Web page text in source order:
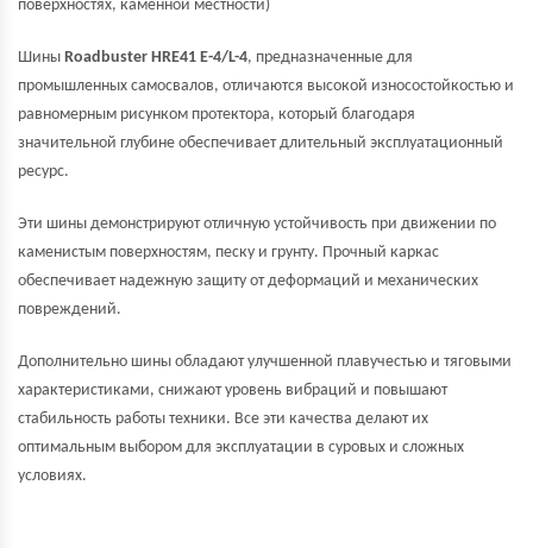
поверхностях, каменной местности)
Шины Roadbuster HRE41 E-4/L-4, предназначенные для
промышленных самосвалов, отличаются высокой износостойкостью и
равномерным рисунком протектора, который благодаря
значительной глубине обеспечивает длительный эксплуатационный
ресурс.
Эти шины демонстрируют отличную устойчивость при движении по
каменистым поверхностям, песку и грунту. Прочный каркас
обеспечивает надежную защиту от деформаций и механических
повреждений.
Дополнительно шины обладают улучшенной плавучестью и тяговыми
характеристиками, снижают уровень вибраций и повышают
стабильность работы техники. Все эти качества делают их
оптимальным выбором для эксплуатации в суровых и сложных
условиях.